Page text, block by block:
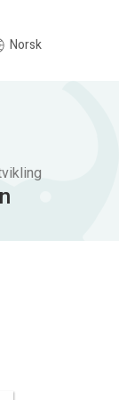
Norsk